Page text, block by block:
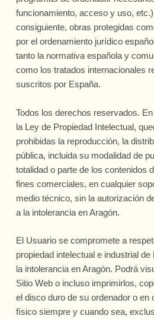
funcionamiento, acceso y uso,
consiguiente, obras protegidas
por el ordenamiento jurídico
tanto la normativa española y
como los tratados internacionales
suscritos por España.
Todos los derechos reservados.
la Ley de Propiedad Intelectual,
prohibidas la reproducción, la
pública, incluida su modalidad de
totalidad o parte de los contenidos
fines comerciales, en cualquier
medio técnico, sin la autorización
a la intolerancia en Aragón.
El Usuario se compromete a
propiedad intelectual e industrial de
la intolerancia en Aragón. Podrá
Sitio Web o incluso imprimirlos,
el disco duro de su ordenador o en
físico siempre y cuando sea,